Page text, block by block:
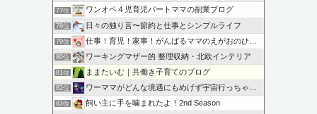
77位 ワンオペ４児育児パートママの副業ブログ
78位 日々の独り言〜節約と仕事とシンプルライフ
79位 仕事！育児！家事！がんばるママのえがおのひろば
80位 ワーキングマザー的 整理収納・北欧インテリア
81位 ままたいむ｜共働き子育てのブログ
82位 ワーママがどんな境遇にもめげず宇宙行っちゃう話
83位 飼い主に手を噛まれたよ！2nd Season